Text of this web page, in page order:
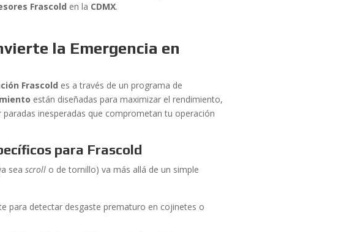
Frascold en la CDMX.
la Emergencia en
Frascold es a través de un programa de
están diseñadas para maximizar el rendimiento,
inesperadas que comprometan tu operación
para Frascold
seascroll o de tornillo) va más allá de un simple
para detectar desgaste prematuro en cojinetes o